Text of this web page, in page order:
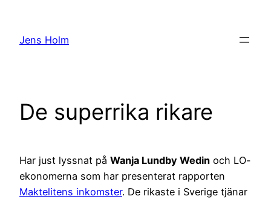
innehåll
Jens Holm
De superrika rikare
Har just lyssnat på Wanja Lundby Wedin och LO-
ekonomerna som har presenterat rapporten
Maktelitens inkomster. De rikaste i Sverige tjänar